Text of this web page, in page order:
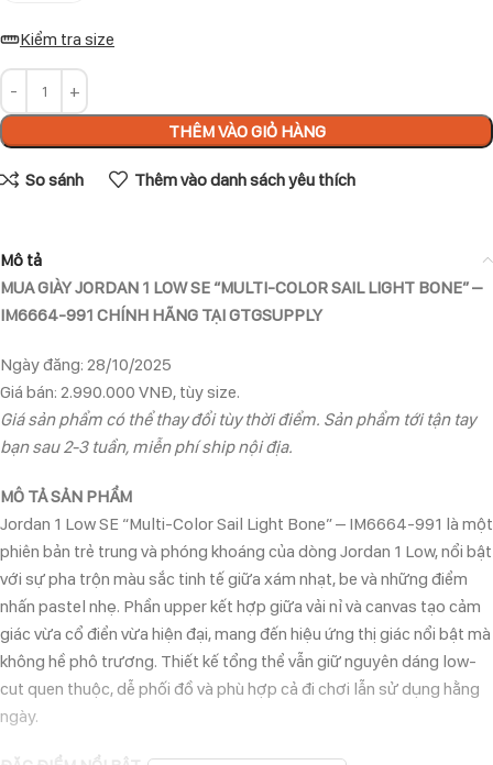
Kiểm tra size
THÊM VÀO GIỎ HÀNG
So sánh Thêm vào danh sách yêu thích
Mô tả
MUA GIÀY JORDAN 1 LOW SE “MULTI-COLOR SAIL LIGHT BONE” –
IM6664-991 CHÍNH HÃNG TẠI GTGSUPPLY
Ngày đăng: 28/10/2025
Giá bán: 2.990.000 VNĐ, tùy size.
Giá sản phẩm có thể thay đổi tùy thời điểm. Sản phẩm tới tận tay
bạn sau 2-3 tuần, miễn phí ship nội địa.
MÔ TẢ SẢN PHẨM
Jordan 1 Low SE “Multi-Color Sail Light Bone” – IM6664-991 là một
phiên bản trẻ trung và phóng khoáng của dòng Jordan 1 Low, nổi bật
với sự pha trộn màu sắc tinh tế giữa xám nhạt, be và những điểm
nhấn pastel nhẹ. Phần upper kết hợp giữa vải nỉ và canvas tạo cảm
giác vừa cổ điển vừa hiện đại, mang đến hiệu ứng thị giác nổi bật mà
không hề phô trương. Thiết kế tổng thể vẫn giữ nguyên dáng low-
cut quen thuộc, dễ phối đồ và phù hợp cả đi chơi lẫn sử dụng hằng
ngày.